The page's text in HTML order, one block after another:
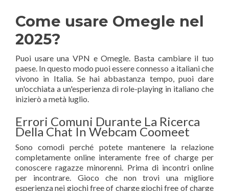
Come usare Omegle nel
2025?
Puoi usare una VPN e Omegle. Basta cambiare il tuo
paese. In questo modo puoi essere connesso a italiani che
vivono in Italia. Se hai abbastanza tempo, puoi dare
un'occhiata a un'esperienza di role-playing in italiano che
inizierò a metà luglio.
Errori Comuni Durante La Ricerca
Della Chat In Webcam Coomeet
Sono comodi perché potete mantenere la relazione
completamente online interamente free of charge per
conoscere ragazze minorenni. Prima di incontri online
per incontrare. Gioco che non trovi una migliore
esperienza nei giochi free of charge giochi free of charge